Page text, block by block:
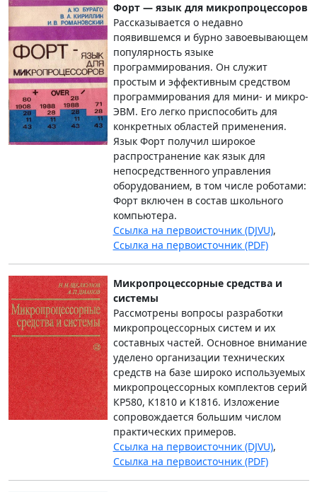
Форт — язык для микропроцессоров
Рассказывается о недавно
появившемся и бурно завоевывающем
популярность языке
программирования. Он служит
простым и эффективным средством
программирования для мини- и микро-
ЭВМ. Его легко приспособить для
конкретных областей применения.
Язык Форт получил широкое
распространение как язык для
непосредственного управления
оборудованием, в том числе роботами:
Форт включен в состав школьного
компьютера.
Ссылка на первоисточник (DJVU),
Ссылка на первоисточник (PDF)
Микропроцессорные средства и
системы
Рассмотрены вопросы разработки
микропроцессорных систем и их
составных частей. Основное внимание
уделено организации технических
средств на базе широко используемых
микропроцессорных комплектов серий
КР580, К1810 и К1816. Изложение
сопровождается большим числом
практических примеров.
Ссылка на первоисточник (DJVU),
Ссылка на первоисточник (PDF)